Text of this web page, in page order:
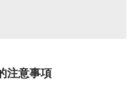
注意事項